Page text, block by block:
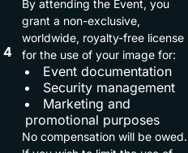
4
By attending the Event, you
grant a non-exclusive,
worldwide, royalty-free license
for the use of your image for:
Event documentation
Security management
Marketing and
promotional purposes
No compensation will be owed.